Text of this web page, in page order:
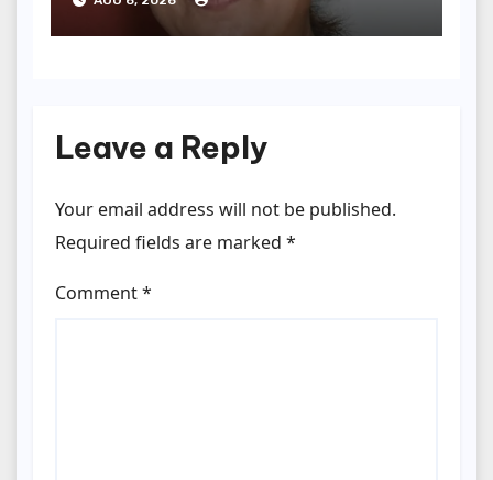
Leave a Reply
Your email address will not be published.
Required fields are marked *
Comment*